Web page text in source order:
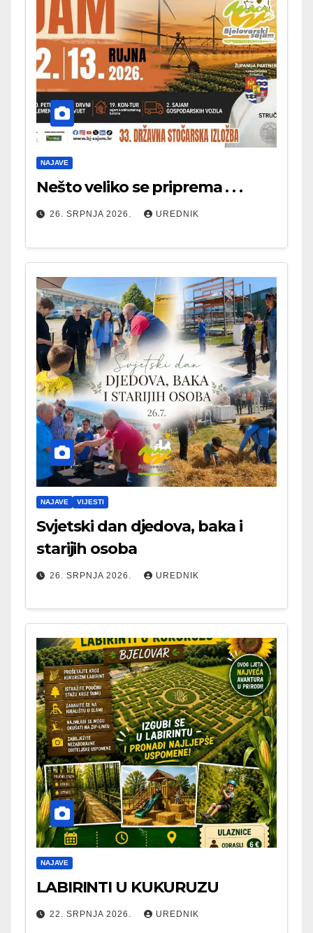
NAJAVE
Nešto veliko se priprema . . .
26. SRPNJA 2026. UREDNIK
NAJAVE VIJESTI
Svjetski dan djedova, baka i
starijih osoba
26. SRPNJA 2026. UREDNIK
NAJAVE
LABIRINTI U KUKURUZU
22. SRPNJA 2026. UREDNIK